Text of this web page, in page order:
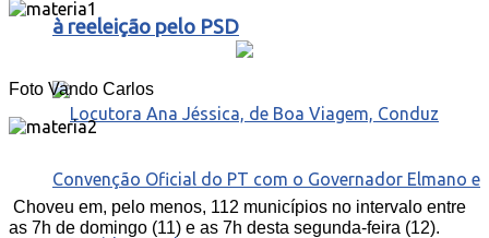
à reeleição pelo PSD
Foto Vando Carlos
Choveu em, pelo menos, 112 municípios no intervalo entre
as 7h de domingo (11) e as 7h desta segunda-feira (12).